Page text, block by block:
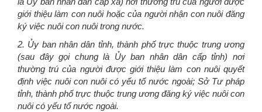
giới thiệu làm con nuôi hoặc của người nhận con nuôi đăng
ký việc nuôi con nuôi trong nước.
2. Ủy ban nhân dân tỉnh, thành phố trực thuộc trung ương
(sau đây gọi chung là Ủy ban nhân dân cấp tỉnh) nơi
thường trú của người được giới thiệu làm con nuôi quyết
định việc nuôi con nuôi có yếu tố nước ngoài; Sở Tư pháp
tỉnh, thành phố trực thuộc trung ương đăng ký việc nuôi con
nuôi có yếu tố nước ngoài.